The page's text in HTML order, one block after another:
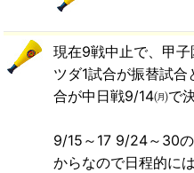
現在9戦中止で、甲
ツダ1試合が振替試
合が中日戦9/14㈪で
9/15～17 9/24～30の
からなので日程的に